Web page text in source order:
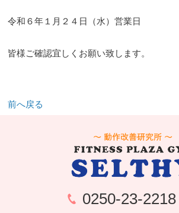
令和６年１月２４日（水）営業日
皆様ご確認宜しくお願い致します。
前へ戻る
0250-23-2218